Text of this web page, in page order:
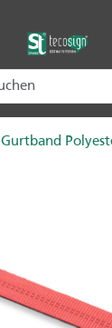
Gurtband